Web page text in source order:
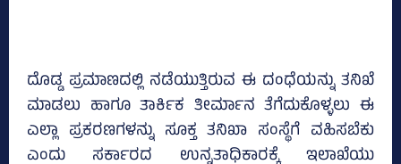
ದೊಡ್ಡ ಪ್ರಮಾಣದಲ್ಲಿ ನಡೆಯುತ್ತಿರುವ ಈ ದಂಧೆಯನ್ನು ತನಿಖೆ
ಮಾಡಲು ಹಾಗೂ ತಾರ್ಕಿಕ ತೀರ್ಮಾನ ತೆಗೆದುಕೊಳ್ಳಲು ಈ
ಎಲ್ಲಾ ಪ್ರಕರಣಗಳನ್ನು ಸೂಕ್ತ ತನಿಖಾ ಸಂಸ್ಥೆಗೆ ವಹಿಸಬೆಕು
ಎಂದು ಸರ್ಕಾರದ ಉನ್ನತಾಧಿಕಾರಕ್ಕೆ ಇಲಾಖೆಯು